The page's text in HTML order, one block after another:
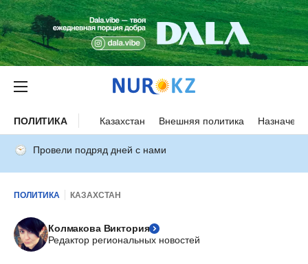
ПОЛИТИКА Казахстан Внешняя политика
Провели подряд дней с нами
ПОЛИТИКА КАЗАХСТАН
Колмакова Виктория
Редактор региональных новостей